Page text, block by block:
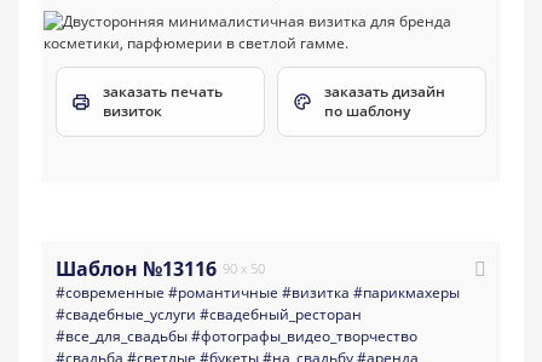
заказать печать
визиток
заказать дизайн
по шаблону
Шаблон №13116 90 x 50
#современные #романтичные #визитка #парикмахеры
#свадебные_услуги #свадебный_ресторан
#все_для_свадьбы#фотографы_видео_творчество